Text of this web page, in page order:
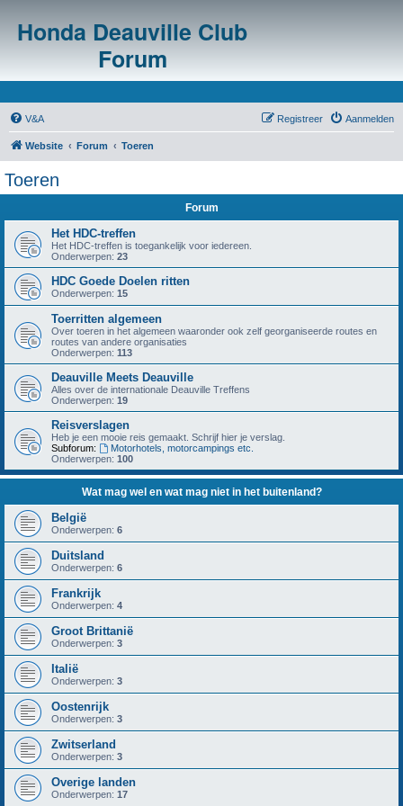
Honda Deauville Club
Forum
V&A Aanmelden
Registreer
Website Forum Toeren
Toeren
Forum
Het HDC-treffen
Het HDC-treffen is toegankelijk voor iedereen.
Onderwerpen: 23
HDC Goede Doelen ritten
Onderwerpen: 15
Toerritten algemeen
Over toeren in het algemeen waaronder ook zelf georganiseerde routes en
routes van andere organisaties
Onderwerpen: 113
Deauville Meets Deauville
Alles over de internationale Deauville Treffens
Onderwerpen: 19
Reisverslagen
Heb je een mooie reis gemaakt. Schrijf hier je verslag.
Subforum:
Motorhotels, motorcampings etc.
Onderwerpen: 100
Wat mag wel en wat mag niet in het buitenland?
België
Onderwerpen: 6
Duitsland
Onderwerpen: 6
Frankrijk
Onderwerpen: 4
Groot Brittanië
Onderwerpen: 3
Italië
Onderwerpen: 3
Oostenrijk
Onderwerpen: 3
Zwitserland
Onderwerpen: 3
Overige landen
Onderwerpen: 17